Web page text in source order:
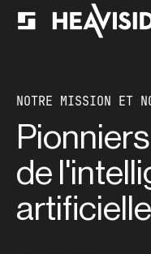
NOTRE MISSION ET
de
artificielle